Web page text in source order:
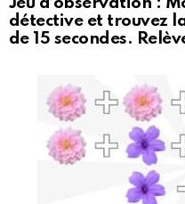
détective et trouvez
de 15 secondes.